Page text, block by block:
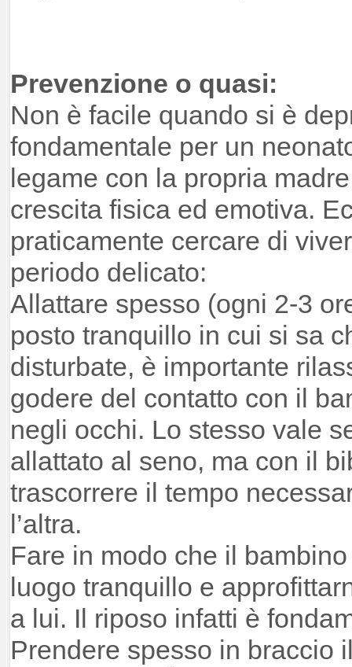
Prevenzione o quasi:
Non è facile quando si è
fondamentale per un
legame con la propria
crescita fisica ed emotiva.
praticamente cercare di
periodo delicato:
Allattare spesso (ogni 2-3
posto tranquillo in cui si sa
disturbate, è importante
godere del contatto con il
negli occhi. Lo stesso vale
allattato al seno, ma con il
trascorrere il tempo
l’altra.
Fare in modo che il
luogo tranquillo e
a lui. Il riposo infatti è
Prendere spesso in braccio